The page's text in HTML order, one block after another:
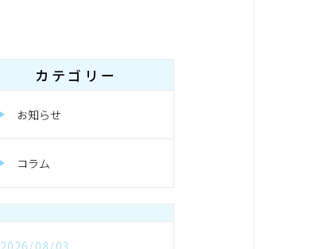
カテゴリー
お知らせ
コラム
2026/08/03